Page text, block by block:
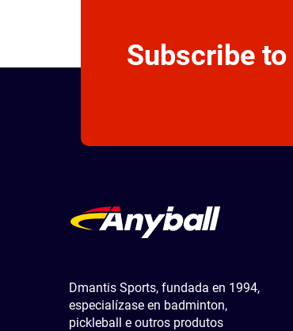
Subscribe
Dmantis Sports, fundada en 1994,
especialízase en badminton,
pickleball e outros produtos